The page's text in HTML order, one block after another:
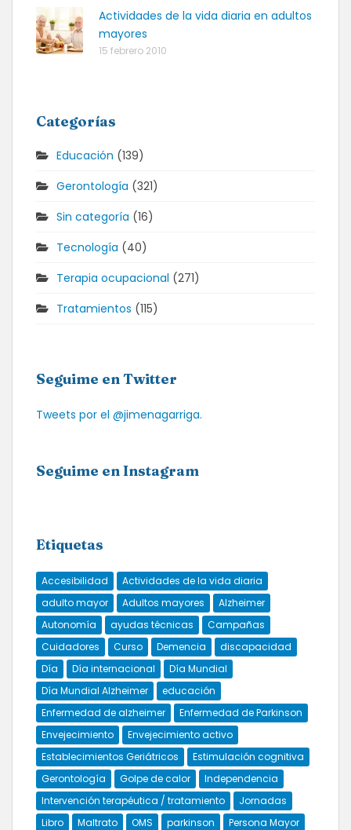
Actividades de la vida diaria en adultos
mayores
15 febrero 2010
Categorías
Educación (139)
Gerontología (321)
Sin categoría (16)
Tecnología (40)
Terapia ocupacional (271)
Tratamientos (115)
Seguime en Twitter
Tweets por el @jimenagarriga.
Seguime en Instagram
Etiquetas
Accesibilidad
Actividades de la vida diaria
adulto mayor
Adultos mayores
Alzheimer
Autonomía
ayudas técnicas
Campañas
Cuidadores
Curso Demencia
discapacidad
Día
Día internacional
Día Mundial
Día Mundial Alzheimer
educación
Enfermedad de alzheimer
Enfermedad de Parkinson
Envejecimiento
Envejecimiento activo
Establecimientos Geriátricos
Estimulación cognitiva
Gerontología
Golpe de calor
Independencia
Intervención terapéutica / tratamiento
Jornadas
Libro
Maltrato OMS parkinson
Persona Mayor